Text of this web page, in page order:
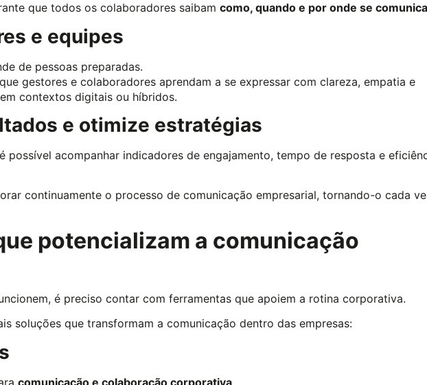
que todos os colaboradores saibam como, quando e por onde se
e equipes
de pessoas preparadas.
gestores e colaboradores aprendam a se expressar com clareza, empatia e
contextos digitais ou híbridos.
e otimize estratégias
possível acompanhar indicadores de engajamento, tempo de resposta e
continuamente o processo de comunicação empresarial, tornando-o cada
potencializam a comunicação
é preciso contar com ferramentas que apoiem a rotina corporativa.
soluções que transformam a comunicação dentro das empresas:
comunicação e colaboração corporativa